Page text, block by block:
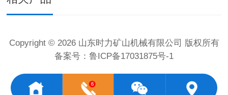
Copyright © 2026 山东时力矿山机械有限公司 版权所有
备案号： 鲁ICP备17031875号-1